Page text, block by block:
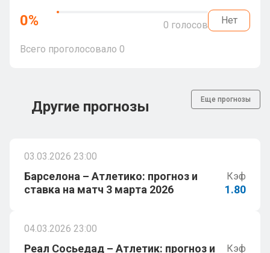
0% 0 голосов Нет
Всего проголосовало 0
Другие прогнозы Еще прогнозы
03.03.2026 23:00
Барселона – Атлетико: прогноз и
ставка на матч 3 марта 2026
Кэф
1.80
04.03.2026 23:00
Реал Сосьедад – Атлетик: прогноз и
Кэф